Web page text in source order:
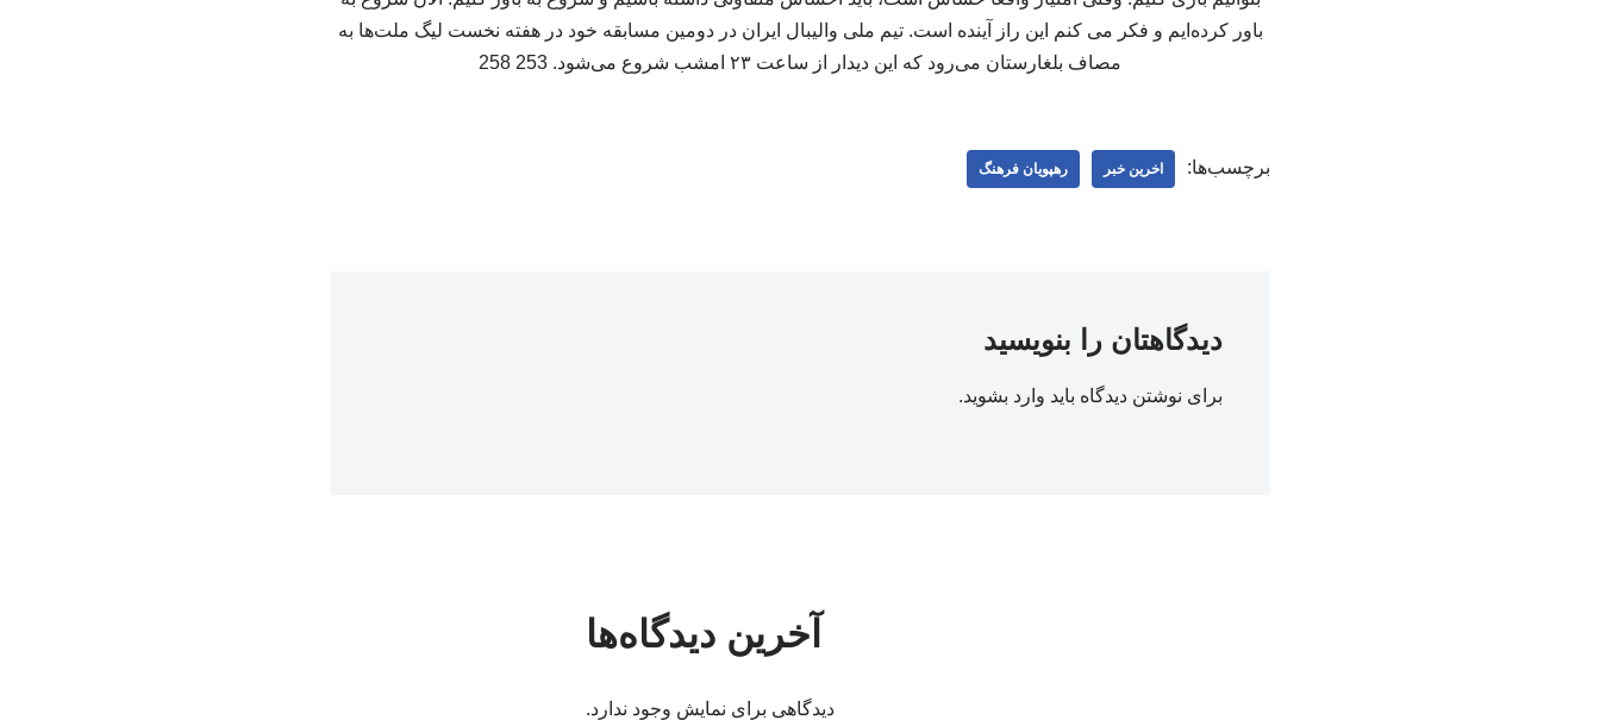
باور کرده‌ایم و فکر می کنم این راز آینده است. تیم ملی والیبال ایران در دومین مسابقه خود در هفته نخست لیگ ملت‌ها به
مصاف بلغارستان می‌رود که این دیدار از ساعت ۲۳ امشب شروع می‌شود. 253 258
برچسب‌ها: اخرین خبر رهپویان فرهنگ
دیدگاهتان را بنویسید
برای نوشتن دیدگاه باید وارد بشوید.
آخرین دیدگاه‌ها
دیدگاهی برای نمایش وجود ندارد.